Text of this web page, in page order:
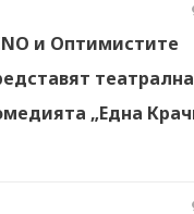
и Оптимистите
„Една